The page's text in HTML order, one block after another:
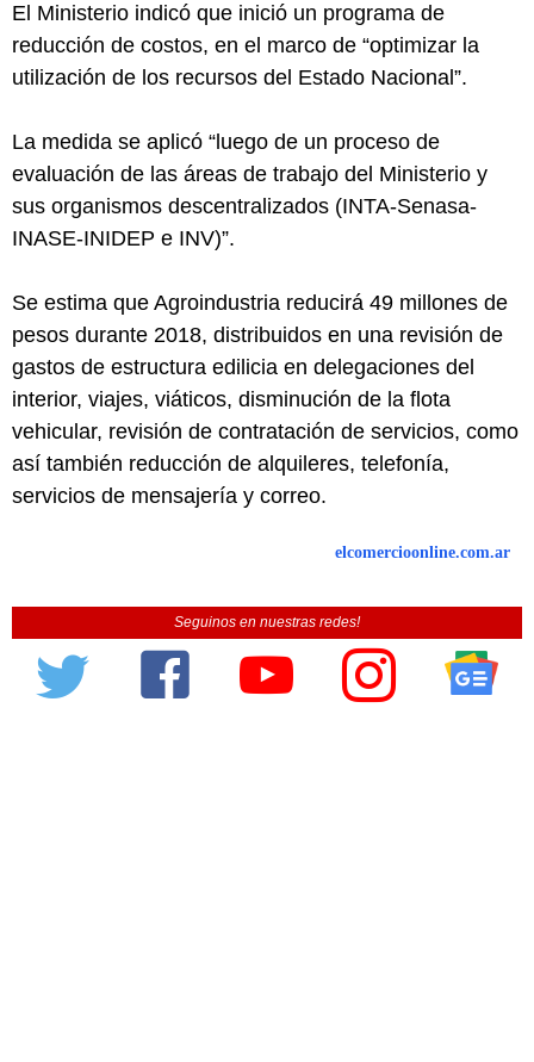
El Ministerio indicó que inició un programa de
reducción de costos, en el marco de “optimizar la
utilización de los recursos del Estado Nacional”.
La medida se aplicó “luego de un proceso de
evaluación de las áreas de trabajo del Ministerio y
sus organismos descentralizados (INTA-Senasa-
INASE-INIDEP e INV)”.
Se estima que Agroindustria reducirá 49 millones de
pesos durante 2018, distribuidos en una revisión de
gastos de estructura edilicia en delegaciones del
interior, viajes, viáticos, disminución de la flota
vehicular, revisión de contratación de servicios, como
así también reducción de alquileres, telefonía,
servicios de mensajería y correo.
elcomercioonline.com.ar
Seguinos en nuestras redes!